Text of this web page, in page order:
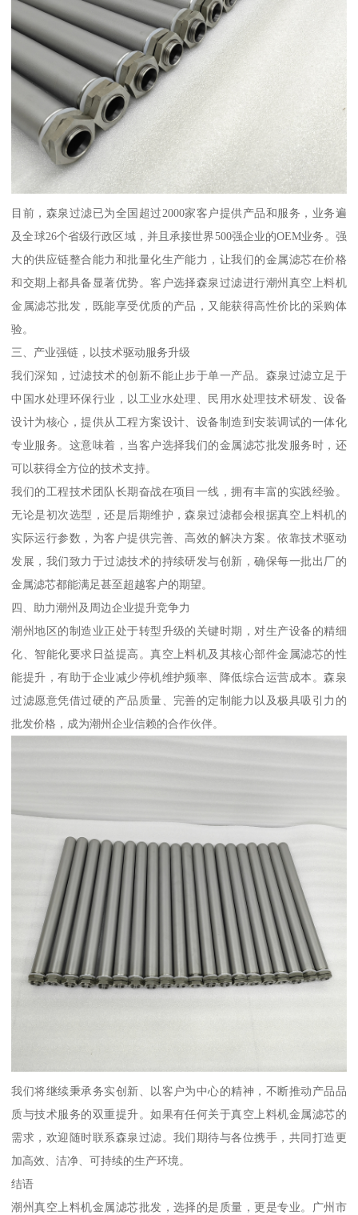
目前，森泉过滤已为全国超过2000家客户提供产品和服务，业务遍
及全球26个省级行政区域，并且承接世界500强企业的OEM业务。强
大的供应链整合能力和批量化生产能力，让我们的金属滤芯在价格
和交期上都具备显著优势。客户选择森泉过滤进行潮州真空上料机
金属滤芯批发，既能享受优质的产品，又能获得高性价比的采购体
验。
三、产业强链，以技术驱动服务升级
我们深知，过滤技术的创新不能止步于单一产品。森泉过滤立足于
中国水处理环保行业，以工业水处理、民用水处理技术研发、设备
设计为核心，提供从工程方案设计、设备制造到安装调试的一体化
专业服务。这意味着，当客户选择我们的金属滤芯批发服务时，还
可以获得全方位的技术支持。
我们的工程技术团队长期奋战在项目一线，拥有丰富的实践经验。
无论是初次选型，还是后期维护，森泉过滤都会根据真空上料机的
实际运行参数，为客户提供完善、高效的解决方案。依靠技术驱动
发展，我们致力于过滤技术的持续研发与创新，确保每一批出厂的
金属滤芯都能满足甚至超越客户的期望。
四、助力潮州及周边企业提升竞争力
潮州地区的制造业正处于转型升级的关键时期，对生产设备的精细
化、智能化要求日益提高。真空上料机及其核心部件金属滤芯的性
能提升，有助于企业减少停机维护频率、降低综合运营成本。森泉
过滤愿意凭借过硬的产品质量、完善的定制能力以及极具吸引力的
批发价格，成为潮州企业信赖的合作伙伴。
我们将继续秉承务实创新、以客户为中心的精神，不断推动产品品
质与技术服务的双重提升。如果有任何关于真空上料机金属滤芯的
需求，欢迎随时联系森泉过滤。我们期待与各位携手，共同打造更
加高效、洁净、可持续的生产环境。
结语
潮州真空上料机金属滤芯批发，选择的是质量，更是专业。广州市